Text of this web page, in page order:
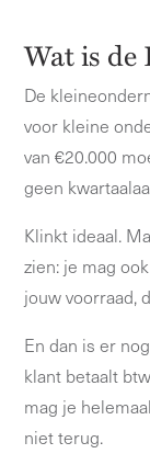
Wat is de
De
voor kleine
van €20.000
geen
Klinkt ideaal.
zien: je mag
jouw voorraad,
En dan is er
klant betaalt
mag je
niet terug.